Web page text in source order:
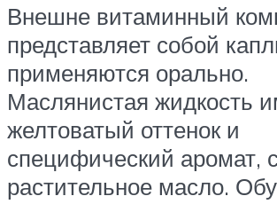
Внешне витаминный
представляет собой
применяются орально.
Маслянистая жидкость
желтоватый оттенок и
специфический аромат,
растительное масло.